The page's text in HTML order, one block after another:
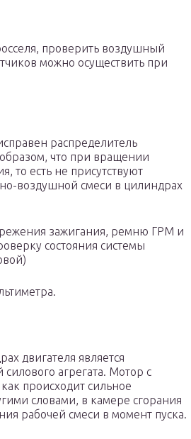
проверить воздушный
можно осуществить при
распределитель
что при вращении
то есть не присутствуют
воздушной смеси в цилиндрах
зажигания, ремню ГРМ и
состояния системы
двигателя является
агрегата. Мотор с
происходит сильное
словами, в камере сгорания
рабочей смеси в момент пуска.